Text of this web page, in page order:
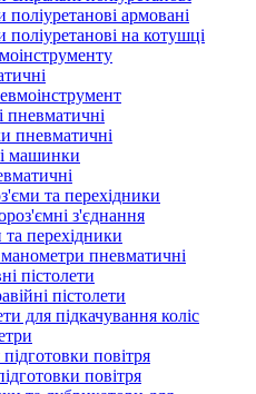
армовані
на котушці
пневматичні
машинки
та перехідники
з'єднання
перехідники
пневматичні
пістолети
пістолети
для підкачування коліс
повітря
повітря